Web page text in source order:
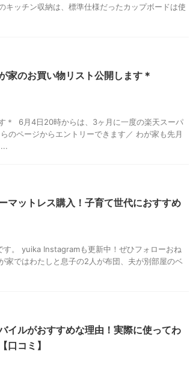
ッチン収納は、標準仕様だったカップボードは使
家のお買い物リスト公開します＊
＊ 6月4日20時からは、3ヶ月に一度の楽天スーパ
のページからエントリーできます／ わが家も先月
マットレス購入！子育て世代におすすめ
。 yuika Instagramも更新中！ぜひフォローおね
ではわたしと息子の2人が布団、夫が別部屋のベ
イルがおすすめな理由！実際に使ってわ
口コミ】